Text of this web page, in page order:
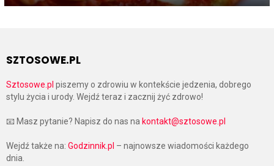
SZTOSOWE.PL
Sztosowe.pl piszemy o zdrowiu w kontekście jedzenia, dobrego
stylu życia i urody. Wejdź teraz i zacznij żyć zdrowo!
📧 Masz pytanie? Napisz do nas na kontakt@sztosowe.pl
Wejdź także na: Godzinnik.pl – najnowsze wiadomości każdego
dnia.